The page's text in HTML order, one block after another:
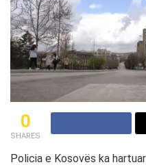
0
SHARES
Policia e Kosovës ka